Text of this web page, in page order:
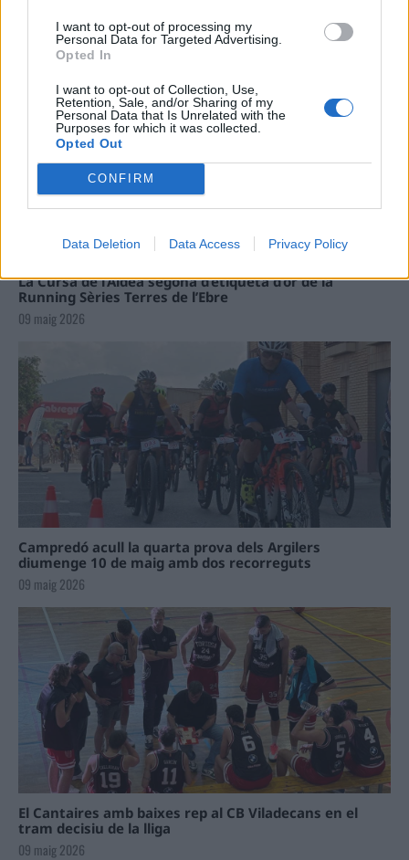
I want to opt-out of processing my
Personal Data for Targeted Advertising.
Opted In
I want to opt-out of Collection, Use,
Retention, Sale, and/or Sharing of my
Personal Data that Is Unrelated with the
Purposes for which it was collected.
Opted Out
CONFIRM
Data Deletion Data Access Privacy Policy
La Cursa de l’Aldea segona d’etiqueta d’or de la
Running Sèries Terres de l’Ebre
09 maig 2026
Campredó acull la quarta prova dels Argilers
diumenge 10 de maig amb dos recorreguts
09 maig 2026
El Cantaires amb baixes rep al CB Viladecans en el
tram decisiu de la lliga
09 maig 2026